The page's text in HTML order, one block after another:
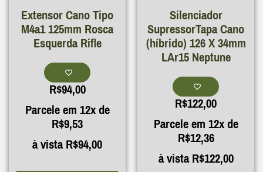
Extensor Cano Tipo
M4a1 125mm Rosca
Esquerda Rifle
R$94,00
Parcele em 12x de
R$9,53
à vistaR$94,00
Silenciador
SupressorTapa Cano
(híbrido) 126 X 34mm
LAr15 Neptune
R$122,00
Parcele em 12x de
R$12,36
à vistaR$122,00